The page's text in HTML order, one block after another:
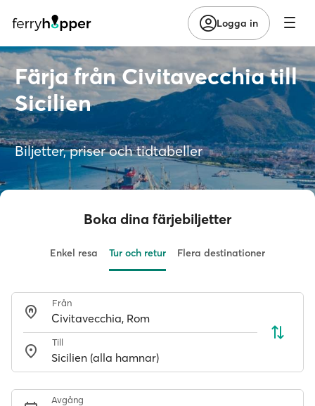
Logga in
Färja från Civitavecchia till
Sicilien
Biljetter, priser och tidtabeller
Boka dina färjebiljetter
Enkel resa Tur och retur Flera destinationer
Från
Till
Avgång